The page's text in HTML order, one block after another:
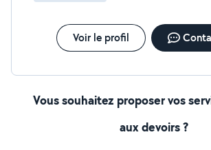
Voir le profil
Vous souhaitez proposer vos
aux devoirs ?